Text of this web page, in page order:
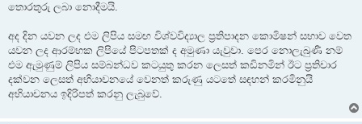
තොරතුරු ලබා නොදීමයි.
අද දින යවන ලද එම ලිපිය සමඟ විශ්වවිද්‍යාල ප්‍රතිපාදන කොමිෂන් සභාව වෙත
යවන ලද ආරම්භක ලිපියේ පිටපතක් ද අමුණා යැවුවා. පෙර නොලැබුණි නම්
එම ඇමුණුම් ලිපිය සම්බන්ධව කටයුතු කරන ලෙසත් කඩිනමින් ඊට ප්‍රතිචාර
දක්වන ලෙසත් අභියාචනයේ වෙනත් කරුණු යටතේ සඳහන් කරමිනුයි
අභියාචනය ඉදිරිපත් කරනු ලැබුවේ.